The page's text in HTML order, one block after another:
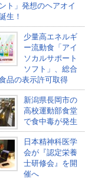
ト」発想のヘアオイ
生！
少量高エネルギ
ー流動食「アイ
ソカルサポート
ソフト」、総合
品の表示許可取得
新潟県長岡市の
高校運動部食堂
で食中毒が発生
日本精神科医学
会が『認定栄養
士研修会』を開
催へ